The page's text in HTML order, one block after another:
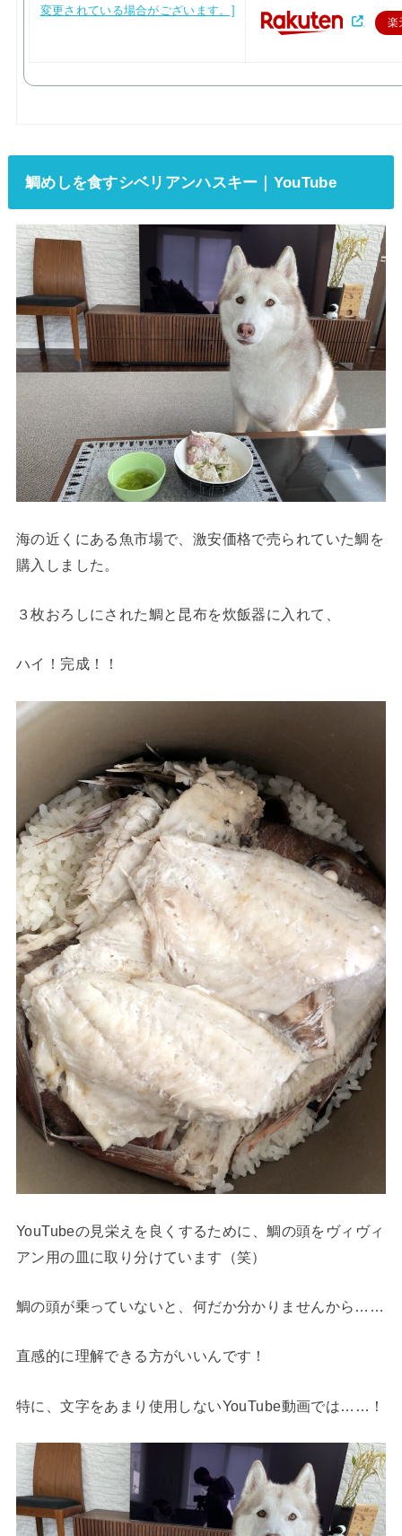
楽
鯛めしを食すシベリアンハスキー｜YouTube
海の近くにある魚市場で、激安価格で売られていた鯛を
購入しました。
３枚おろしにされた鯛と昆布を炊飯器に入れて、
ハイ！完成！！
YouTubeの見栄えを良くするために、鯛の頭をヴィヴィ
アン用の皿に取り分けています（笑）
鯛の頭が乗っていないと、何だか分かりませんから……
直感的に理解できる方がいいんです！
特に、文字をあまり使用しないYouTube動画では……！